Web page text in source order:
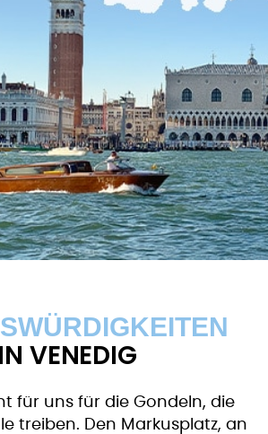
IN VENEDIG
für uns für die Gondeln, die
treiben. Den Markusplatz, an